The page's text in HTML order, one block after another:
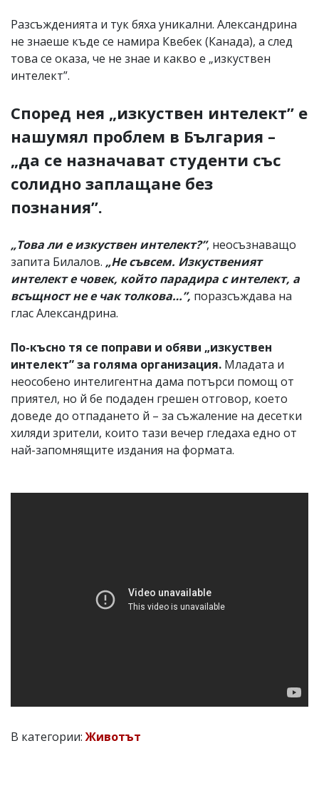
Разсъжденията и тук бяха уникални. Александрина
не знаеше къде се намира Квебек (Канада), а след
това се оказа, че не знае и какво е „изкуствен
интелект”.
Според нея „изкуствен интелект” е
нашумял проблем в България –
„да се назначават студенти със
солидно заплащане без
познания”.
„Това ли е изкуствен интелект?”, неосъзнаващо
запита Билалов. „Не съвсем. Изкуственият
интелект е човек, който парадира с интелект, а
всъщност не е чак толкова…”, поразсъждава на
глас Александрина.
По-късно тя се поправи и обяви „изкуствен
интелект” за голяма организация. Младата и
неособено интелигентна дама потърси помощ от
приятел, но й бе подаден грешен отговор, което
доведе до отпадането й – за съжаление на десетки
хиляди зрители, които тази вечер гледаха едно от
най-запомнящите издания на формата.
В категории:Животът